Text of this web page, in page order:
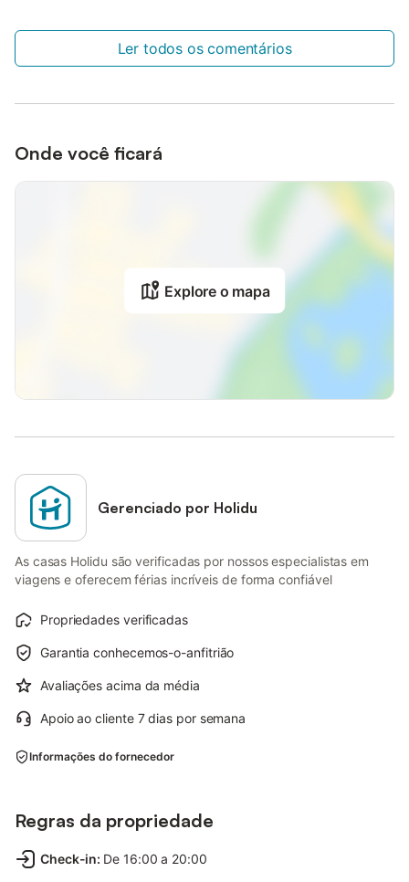
Ler todos os comentários
Onde você ficará
Explore o mapa
Gerenciado por Holidu
As casas Holidu são verificadas por nossos especialistas em
viagens e oferecem férias incríveis de forma confiável
Propriedades verificadas
Garantia conhecemos-o-anfitrião
Avaliações acima da média
Apoio ao cliente 7 dias por semana
Informações do fornecedor
Regras da propriedade
Check-in: De 16:00 a 20:00